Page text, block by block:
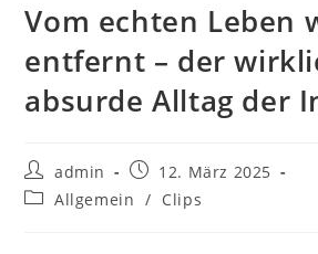
Vom echten Leben
entfernt – der
absurde Alltag der
Beitrags-
Autor:
admin
Beitrag
veröffentlicht:
12. März 2025
Beitrags-
Allgemein / Clips